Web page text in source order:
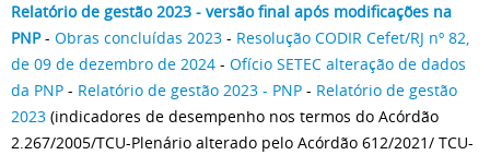
Relatório de gestão 2023 - versão final após modificações na
PNP- Obras concluídas 2023 - Resolução CODIR Cefet/RJ nº 82,
de 09 de dezembro de 2024 - Ofício SETEC alteração de dados
da PNP - Relatório de gestão 2023 - PNP - Relatório de gestão
2023 (indicadores de desempenho nos termos do Acórdão
2.267/2005/TCU-Plenário alterado pelo Acórdão 612/2021/ TCU-